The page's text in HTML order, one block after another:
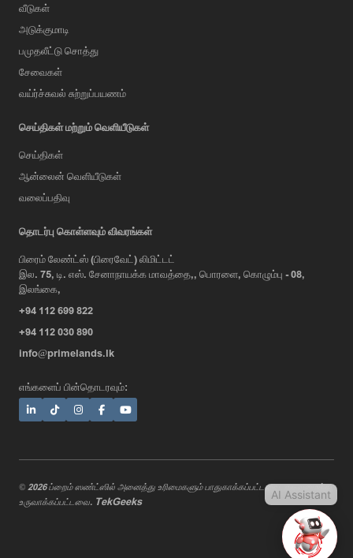
வீடுகள்
அடுக்குமாடி
பமுதலீட்டு சொத்து
சேவைகள்
வய்ர்ச்சுவல் சுற்றுப்பயணம்
செய்திகள் மற்றும் வெளியீடுகள்
செய்திகள்
ஆன்லைன் வெளியீடுகள்
வலைப்பதிவு
தொடர்பு கொள்ளவும் விவரங்கள்
பிரைம் லேண்ட்ஸ் (பிரைவேட்) லிமிட்டட்
இல. 75, டி. எஸ். சேனாநாயக்க மாவத்தை,, பொரளை, கொழும்பு - 08,
இலங்கை,
+94 112 699 822
+94 112 030 890
info@primelands.lk
எங்களைப் பின்தொடரவும்:
© 2026 ப்றைம் ஸண்ட்ஸில் அனைத்து உரிமைகளும் பாதுகாக்கப்பட்டவை. வடிவமைத்து
உருவாக்கப்பட்டவை. TekGeeks AI Assistant